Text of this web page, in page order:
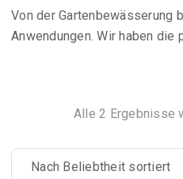
Von der Gartenbewässerung
Anwendungen. Wir haben die
Alle 2 Ergebnisse